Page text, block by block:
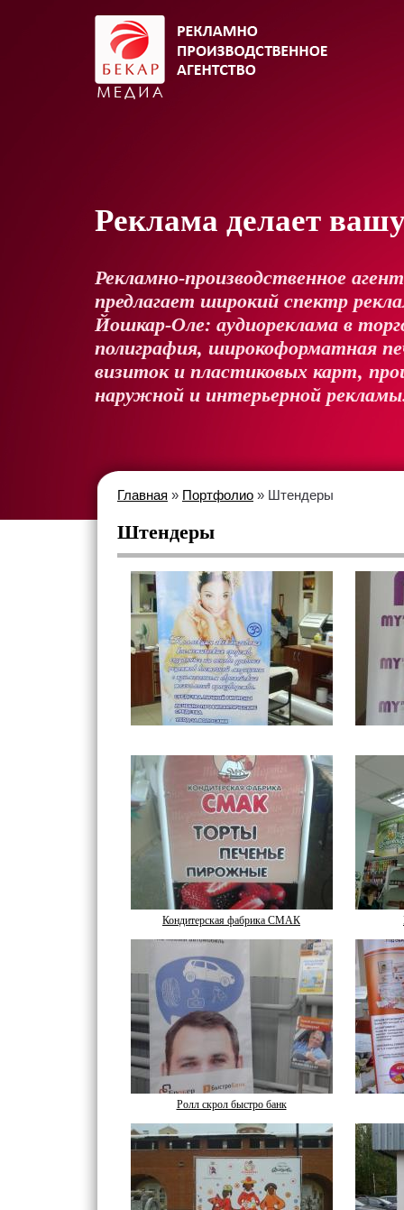
Реклама делает
Рекламно-производственное
предлагает широкий спектр
Йошкар-Оле: аудиореклама в
полиграфия, широкоформатная
визиток и пластиковых карт,
наружной и интерьерной
Главная » Портфолио » Штендеры
Штендеры
Кондитерская фабрика СМАК
Ролл скрол быстро банк